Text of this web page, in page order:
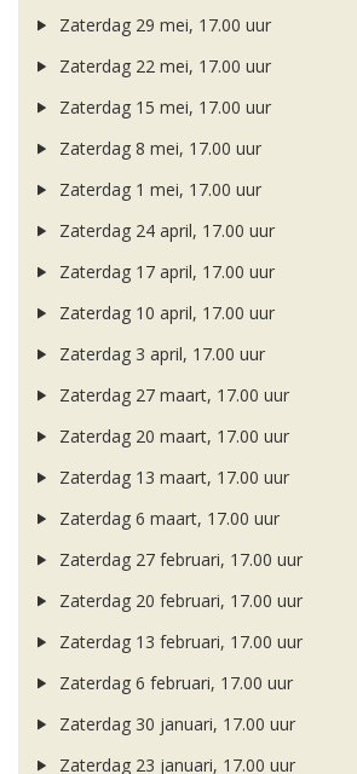
Zaterdag 29 mei, 17.00 uur
Zaterdag 22 mei, 17.00 uur
Zaterdag 15 mei, 17.00 uur
Zaterdag 8 mei, 17.00 uur
Zaterdag 1 mei, 17.00 uur
Zaterdag 24 april, 17.00 uur
Zaterdag 17 april, 17.00 uur
Zaterdag 10 april, 17.00 uur
Zaterdag 3 april, 17.00 uur
Zaterdag 27 maart, 17.00 uur
Zaterdag 20 maart, 17.00 uur
Zaterdag 13 maart, 17.00 uur
Zaterdag 6 maart, 17.00 uur
Zaterdag 27 februari, 17.00 uur
Zaterdag 20 februari, 17.00 uur
Zaterdag 13 februari, 17.00 uur
Zaterdag 6 februari, 17.00 uur
Zaterdag 30 januari, 17.00 uur
Zaterdag 23 januari, 17.00 uur